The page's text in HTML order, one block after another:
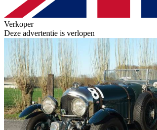
Verkoper
Deze advertentie is verlopen